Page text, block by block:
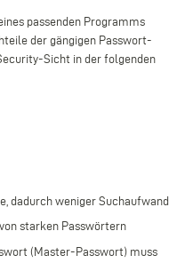
passenden Programms
der gängigen Passwort-
Sicht in der folgenden
dadurch weniger Suchaufwand
starken Passwörtern
(Master-Passwort) muss